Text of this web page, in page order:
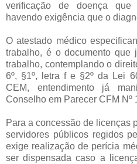
verificação de doença
havendo exigência que o
O atestado médico
trabalho, é o documento
trabalho, contemplando o
6º, §1º, letra f e §2º da Lei
CEM, entendimento já
Conselho em Parecer CFM Nº
Para a concessão de licenças
servidores públicos regidos
exige realização de perícia
ser dispensada caso a